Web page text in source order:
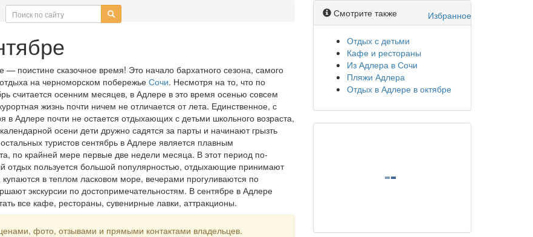
Избранное
— поистине сказочное время! Это начало бархатного сезона, самого
на черноморском побережье Сочи. Несмотря на то, что по
считается осенним месяцев, в Адлере в это время осенью совсем
жизнь почти ничем не отличается от лета. Единственное, с
в Адлере почти не остается отдыхающих с детьми школьного возраста,
осени дети дружно садятся за парты и начинают грызть
туристов сентябрь в Адлере является плавным
по крайней мере первые две недели месяца. В этот период по-
отдых пользуется большой популярностью, отдыхающие принимают
в теплом ласковом море, вечерами прогуливаются по
экскурсии по достопримечательностям. В сентябре в Адлере
все кафе, рестораны, сувенирные лавки, аттракционы.
фото, отзывами и прямыми контактами владельцев.
Смотрите также
Отдых с детьми
Кафе и рестораны
Из Адлера в Сочи
Пляжи Адлера
Отдых в Адлере в октябре